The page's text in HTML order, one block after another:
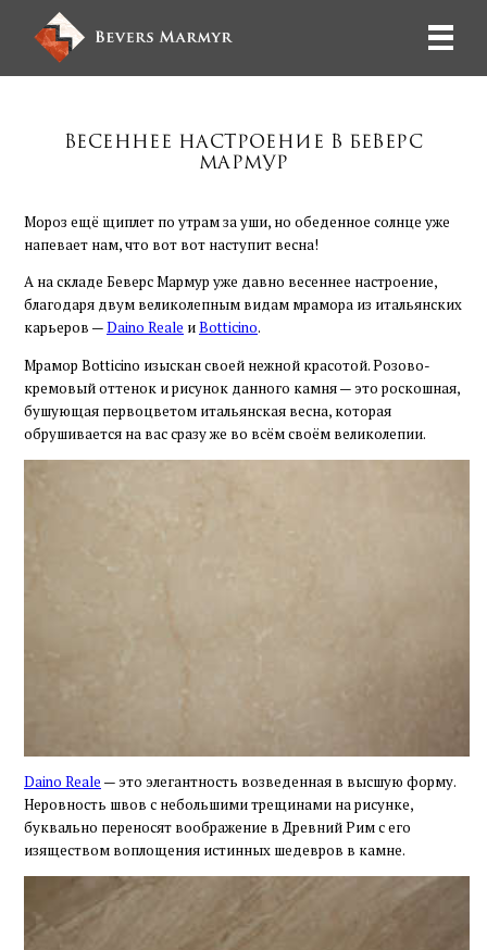
Весеннее настроение в Беверс
Мармур
Мороз ещё щиплет по утрам за уши, но обеденное солнце уже
напевает нам, что вот вот наступит весна!
А на складе Беверс Мармур уже давно весеннее настроение,
благодаря двум великолепным видам мрамора из итальянских
карьеров —Daino Reale иBotticino.
Мрамор Botticino изыскан своей нежной красотой. Розово-
кремовый оттенок и рисунок данного камня — это роскошная,
бушующая первоцветом итальянская весна, которая
обрушивается на вас сразу же во всём своём великолепии.
Daino Reale — это элегантность возведенная в высшую форму.
Неровность швов с небольшими трещинами на рисунке,
буквально переносят воображение в Древний Рим с его
изяществом воплощения истинных шедевров в камне.